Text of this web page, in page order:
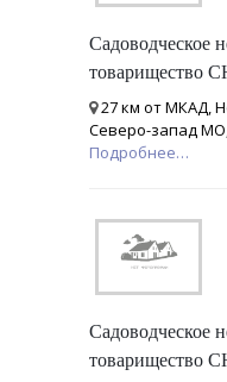
Садоводческое
товарищество
27 км от МКАД,
Северо-запад
Подробнее…
Садоводческое
товарищество